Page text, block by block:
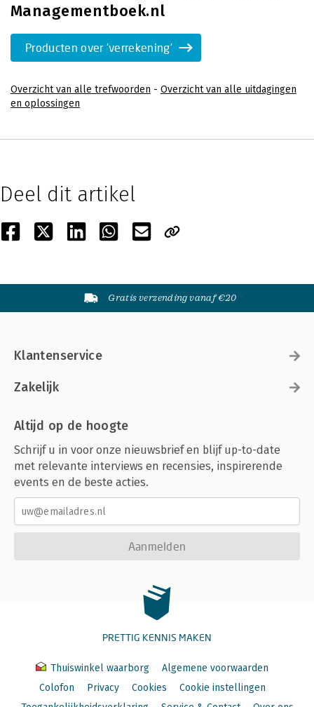
Managementboek.nl
Producten over 'verrekening'
Overzicht van alle trefwoorden - Overzicht van alle uitdagingen
en oplossingen
Deel dit artikel
Gratis verzending vanaf €20
Klantenservice
Zakelijk
Altijd op de hoogte
Schrijf u in voor onze nieuwsbrief en blijf up-to-date
met relevante interviews en recensies, inspirerende
events en de beste acties.
Aanmelden
PRETTIG KENNIS MAKEN
Thuiswinkel waarborg
Algemene voorwaarden
Colofon
Privacy Cookies
Cookie instellingen